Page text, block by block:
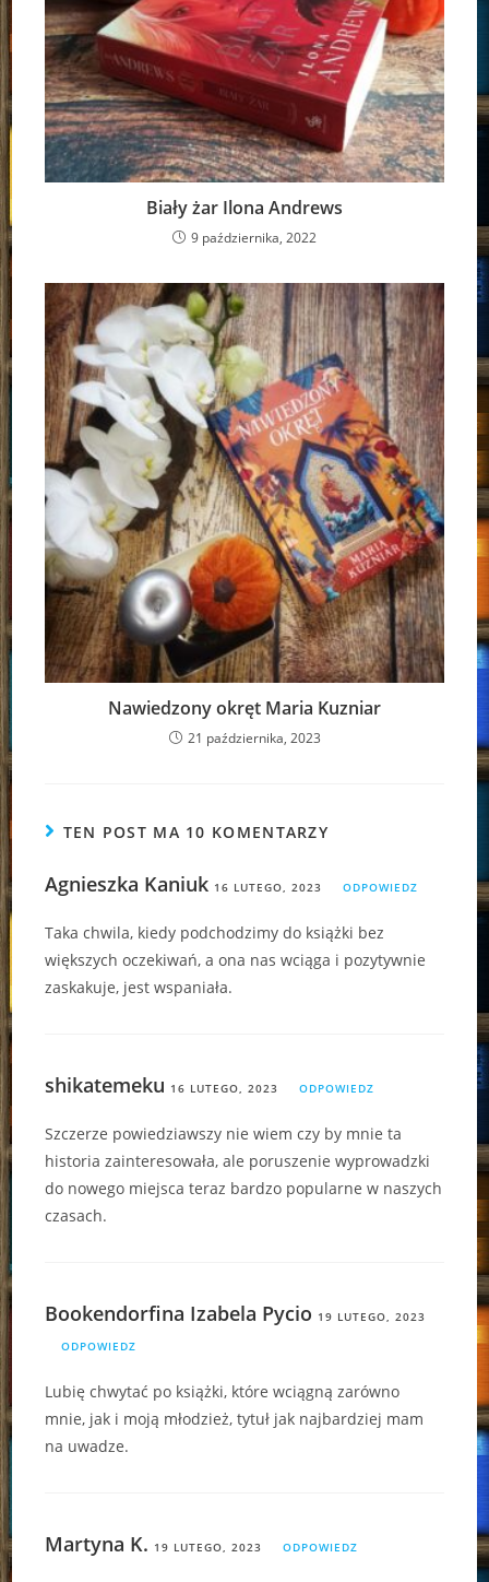
Biały żar Ilona Andrews
9 października, 2022
Nawiedzony okręt Maria Kuzniar
21 października, 2023
TEN POST MA 10 KOMENTARZY
Agnieszka Kaniuk 16 LUTEGO, 2023 ODPOWIEDZ
Taka chwila, kiedy podchodzimy do książki bez
większych oczekiwań, a ona nas wciąga i pozytywnie
zaskakuje, jest wspaniała.
shikatemeku 16 LUTEGO, 2023 ODPOWIEDZ
Szczerze powiedziawszy nie wiem czy by mnie ta
historia zainteresowała, ale poruszenie wyprowadzki
do nowego miejsca teraz bardzo popularne w naszych
czasach.
Bookendorfina Izabela Pycio 19 LUTEGO, 2023
ODPOWIEDZ
Lubię chwytać po książki, które wciągną zarówno
mnie, jak i moją młodzież, tytuł jak najbardziej mam
na uwadze.
Martyna K. 19 LUTEGO, 2023 ODPOWIEDZ